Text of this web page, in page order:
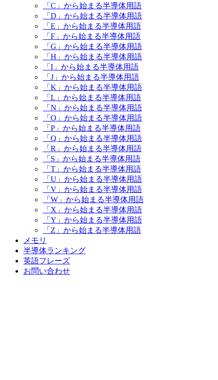
「C」から始まる半導体用語
「D」から始まる半導体用語
「E」から始まる半導体用語
「F」から始まる半導体用語
「G」から始まる半導体用語
「H」から始まる半導体用語
「I」から始まる半導体用語
「J」から始まる半導体用語
「K」から始まる半導体用語
「L」から始まる半導体用語
「N」から始まる半導体用語
「O」から始まる半導体用語
「P」から始まる半導体用語
「Q」から始まる半導体用語
「R」から始まる半導体用語
「S」から始まる半導体用語
「T」から始まる半導体用語
「U」から始まる半導体用語
「V」から始まる半導体用語
「W」から始まる半導体用語
「X」から始まる半導体用語
「Y」から始まる半導体用語
「Z」から始まる半導体用語
メモリ
半導体ランキング
英語フレーズ
お問い合わせ